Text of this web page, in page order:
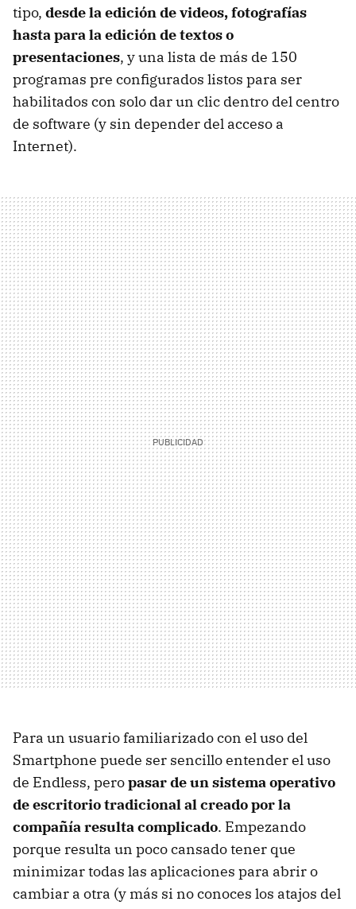
tipo, desde la edición de videos, fotografías
hasta para la edición de textos o
presentaciones, y una lista de más de 150
programas pre configurados listos para ser
habilitados con solo dar un clic dentro del centro
de software (y sin depender del acceso a
Internet).
Para un usuario familiarizado con el uso del
Smartphone puede ser sencillo entender el uso
de Endless, peropasar de un sistema operativo
de escritorio tradicional al creado por la
compañía resulta complicado. Empezando
porque resulta un poco cansado tener que
minimizar todas las aplicaciones para abrir o
cambiar a otra (y más si no conoces los atajos del